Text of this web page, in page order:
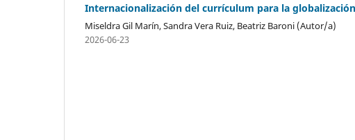
Internacionalización del currículum para la
Miseldra Gil Marín, Sandra Vera Ruiz, Beatriz Baroni (Autor/a)
2026-06-23